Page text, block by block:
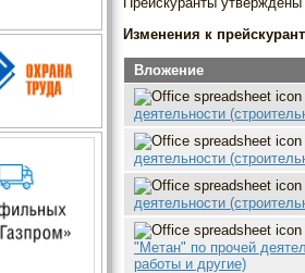
Изменения к
Вложение
деятельности
деятельности
деятельности
"Метан" по прочей
работы и другие)